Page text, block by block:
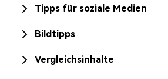
Tipps für soziale Medien
Bildtipps
Vergleichsinhalte